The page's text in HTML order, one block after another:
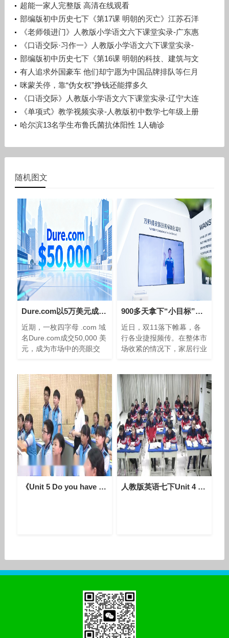
超能一家人完整版 高清在线观看
部编版初中历史七下《第17课 明朝的灭亡》江苏石洋
洋
《老师领进门》人教版小学语文六下课堂实录-广东惠
州市_惠阳区-许晓云
《口语交际·习作一》人教版小学语文六下课堂实录-
广西梧州市_蒙山县-潘少丽
部编版初中历史七下《第16课 明朝的科技、建筑与文
学》辽宁孙浩
有人追求外国豪车 他们却宁愿为中国品牌排队等仨月
咪蒙关停，靠“伪女权”挣钱还能撑多久
《口语交际》人教版小学语文六下课堂实录-辽宁大连
市_旅顺口区-宋晨溪
《单项式》教学视频实录-人教版初中数学七年级上册
哈尔滨13名学生布鲁氏菌抗体阳性 1人确诊
随机图文
Dure.com以5万美元成交 合人民币35万 拼音域名再成热点
近期，一枚四字母 .com 域
名Dure.com成交50,000 美
元，成为市场中的亮眼交
元成交，也引起行业侧目。
从两笔交易来看，品牌命
900多天拿下“小目标”，家居安装平台万师傅订单再破亿
近日，双11落下帷幕，各
行各业捷报频传。在整体市
场收紧的情况下，家居行业
月，家居服务行业迎来历史
性时刻——万师傅平台累计
订单量突破
《Unit 5 Do you have a soccer ball - Section A Grammar focus 3a—3c》人教版英语七上-浙江-王玲娜 人教版英语七下Unit 4 Section B（2a-2c）课堂视频实录（韩金靓）